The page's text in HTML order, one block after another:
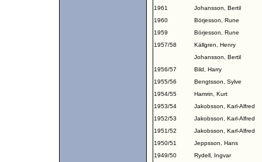
1961
Johansson, Bertil
1960
Börjesson, Rune
1959
Börjesson, Rune
1957/58
Källgren, Henry
Johansson, Bertil
1956/57
Bild, Harry
1955/56
Bengtsson, Sylve
1954/55
Hamrin, Kurt
1953/54
Jakobsson, Karl-Alfred
1952/53
Jakobsson, Karl-Alfred
1951/52
Jakobsson, Karl-Alfred
1950/51
Jeppsson, Hans
1949/50
Rydell, Ingvar